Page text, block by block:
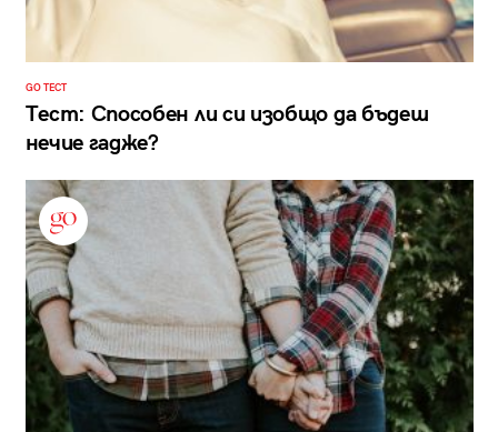
GO ТЕСТ
Тест: Способен ли си изобщо да бъдеш
нечие гадже?